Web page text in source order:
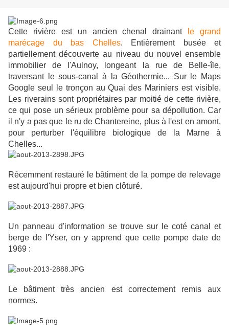
Cette rivière est un ancien chenal drainant
le grand
marécage du bas Chelles. Entièrement busée et
partiellement découverte au niveau du nouvel ensemble
immobilier de l'Aulnoy, longeant la rue de Belle-île,
traversant le sous-canal à la Géothermie... Sur le Maps
Google seul le tronçon au Quai des Mariniers est visible.
Les riverains sont propriétaires par moitié de cette rivière,
ce qui pose un sérieux problème pour sa dépollution. Car
il n'y a pas que le ru de Chantereine, plus à l'est en amont,
pour perturber l'équilibre biologique de la Marne à
Chelles...
Récemment restauré le bâtiment de la pompe de relevage
est aujourd'hui propre et bien clôturé.
Un panneau d'information se trouve sur le coté canal et
berge de l'Yser, on y apprend que cette pompe date de
1969 :
Le bâtiment très ancien est correctement remis aux
normes.